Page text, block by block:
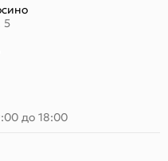
5
до 18:00